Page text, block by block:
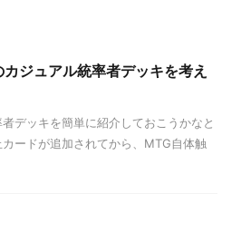
ジュアル統率者デッキを考え
デッキを簡単に紹介しておこうかなと
ードが追加されてから、MTG自体触